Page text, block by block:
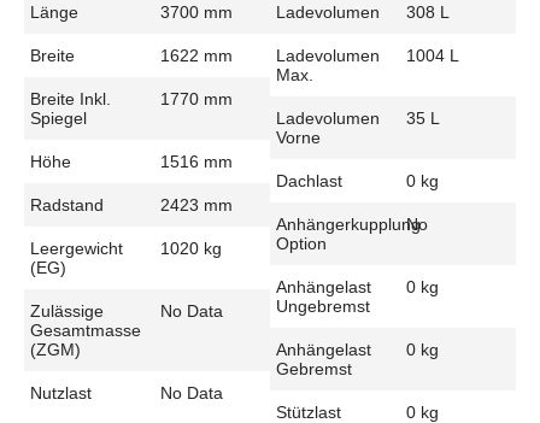
Länge 3700 mm
Breite 1622 mm
Breite Inkl.
Spiegel
1770 mm
Höhe 1516 mm
Radstand 2423 mm
Leergewicht
(EG)
1020 kg
Zulässige
Gesamtmasse
(zGM)
No Data
Nutzlast No Data
Ladevolumen 308 L
Ladevolumen
Max.
1004 L
Ladevolumen
Vorne
35 L
Dachlast 0 kg
Anhängerkupplung
Option
No
Anhängelast
Ungebremst
0 kg
Anhängelast
Gebremst
0 kg
Stützlast 0 kg